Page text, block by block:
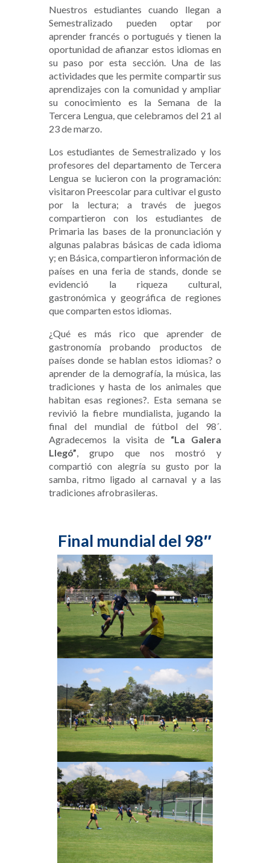
Nuestros estudiantes cuando llegan a
Semestralizado pueden optar por
aprender francés o portugués y tienen la
oportunidad de afianzar estos idiomas en
su paso por esta sección. Una de las
actividades que les permite compartir sus
aprendizajes con la comunidad y ampliar
su conocimiento es la Semana de la
Tercera Lengua, que celebramos del 21 al
23 de marzo.
Los estudiantes de Semestralizado y los
profesores del departamento de Tercera
Lengua se lucieron con la programación:
visitaron Preescolar para cultivar el gusto
por la lectura; a través de juegos
compartieron con los estudiantes de
Primaria las bases de la pronunciación y
algunas palabras básicas de cada idioma
y; en Básica, compartieron información de
países en una feria de stands, donde se
evidenció la riqueza cultural,
gastronómica y geográfica de regiones
que comparten estos idiomas.
¿Qué es más rico que aprender de
gastronomía probando productos de
países donde se hablan estos idiomas? o
aprender de la demografía, la música, las
tradiciones y hasta de los animales que
habitan esas regiones?. Esta semana se
revivió la fiebre mundialista, jugando la
final del mundial de fútbol del 98´.
Agradecemos la visita de “La Galera
Llegó” , grupo que nos mostró y
compartió con alegría su gusto por la
samba, ritmo ligado al carnaval y a las
tradiciones afrobrasileras.
Final mundial del 98″